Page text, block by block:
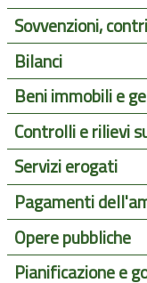
Sovvenzioni,
Bilanci
Beni immobili e
Controlli e rilievi
Servizi erogati
Pagamenti
Opere pubbliche
Pianificazione e